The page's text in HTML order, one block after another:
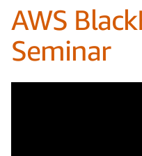
AWS
Seminar